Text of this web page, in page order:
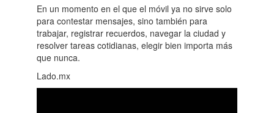
En un momento en el que el móvil ya no sirve solo
para contestar mensajes, sino también para
trabajar, registrar recuerdos, navegar la ciudad y
resolver tareas cotidianas, elegir bien importa más
que nunca.
Lado.mx